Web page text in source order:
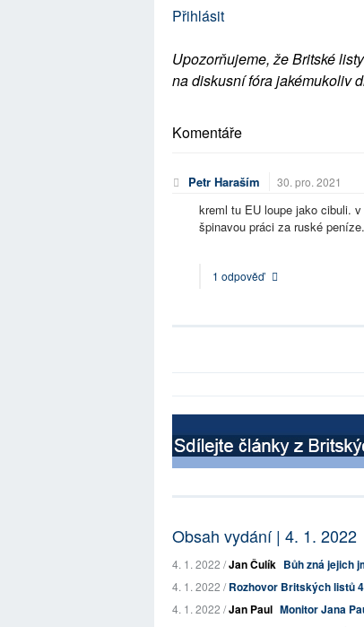
Přihlásit
Upozorňujeme, že Britské
na diskusní fóra jakémukoliv
Komentáře
Petr Haraším 30. pro. 2021
kreml tu EU loupe jako cibuli.
špinavou práci za ruské
1 odpověď
Obsah vydání | 4. 1. 2022
4. 1. 2022 /Jan Čulík Bůh zná jejich
4. 1. 2022 /Rozhovor Britských listů
4. 1. 2022 /Jan Paul Monitor Jana